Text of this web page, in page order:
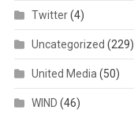
Twitter(4)
Uncategorized (229)
United Media (50)
WIND (46)